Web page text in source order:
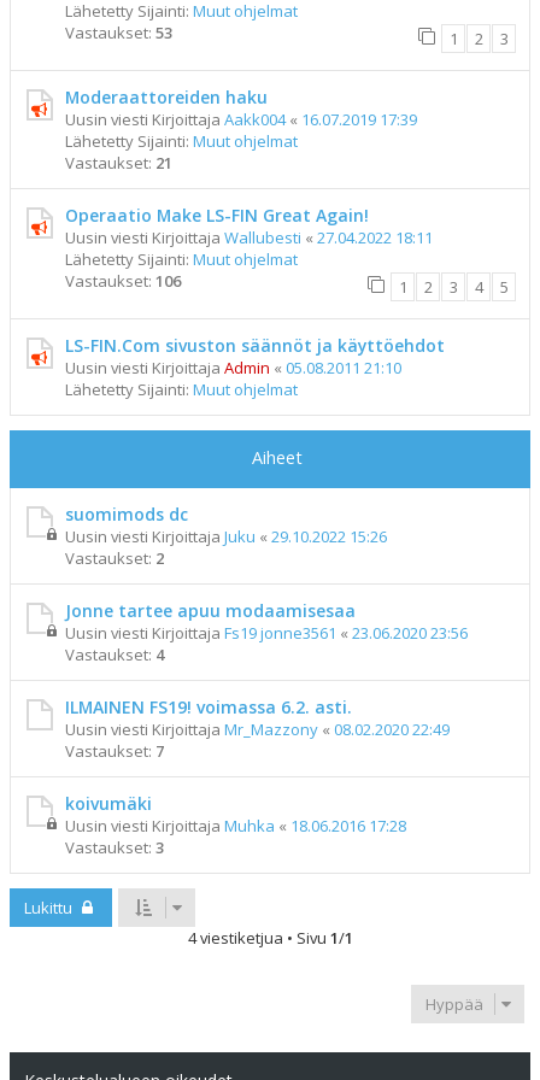
Lähetetty Sijainti: Muut ohjelmat
Vastaukset: 53 1 2 3
Moderaattoreiden haku
Uusin viesti Kirjoittaja Aakk004« 16.07.2019 17:39
Lähetetty Sijainti: Muut ohjelmat
Vastaukset: 21
Operaatio Make LS-FIN Great Again!
Uusin viesti Kirjoittaja Wallubesti « 27.04.2022 18:11
Lähetetty Sijainti: Muut ohjelmat
Vastaukset: 106 1 2 3 4 5
LS-FIN.Com sivuston säännöt ja käyttöehdot
Uusin viesti Kirjoittaja Admin « 05.08.2011 21:10
Lähetetty Sijainti: Muut ohjelmat
Aiheet
suomimods dc
Uusin viesti Kirjoittaja Juku « 29.10.2022 15:26
Vastaukset: 2
Jonne tartee apuu modaamisesaa
Uusin viesti Kirjoittaja Fs19 jonne3561 « 23.06.2020 23:56
Vastaukset: 4
ILMAINEN FS19! voimassa 6.2. asti.
Uusin viesti Kirjoittaja Mr_Mazzony « 08.02.2020 22:49
Vastaukset: 7
koivumäki
Uusin viesti Kirjoittaja Muhka « 18.06.2016 17:28
Vastaukset: 3
Lukittu
4 viestiketjua • Sivu 1/1
Hyppää